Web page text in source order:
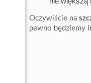
Oczywiście na
pewno będziemy